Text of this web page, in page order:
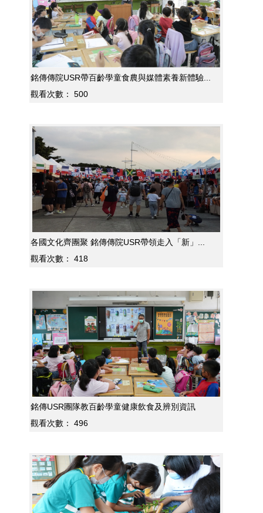
銘傳傳院USR帶百齡學童食農與媒體素養新體驗...
觀看次數：
500
各國文化齊團聚 銘傳傳院USR帶領走入「新」...
觀看次數：
418
銘傳USR團隊教百齡學童健康飲食及辨別資訊
觀看次數：
496